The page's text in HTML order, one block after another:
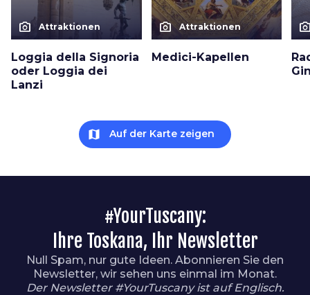
photo_camera Attraktionen
Loggia della Signoria
oder Loggia dei
Lanzi
photo_camera Attraktionen
Medici-Kapellen
map Auf der Karte zeigen
#YourTuscany:
Ihre Toskana, Ihr Newsletter
Null Spam, nur gute Ideen. Abonnieren Sie den
Newsletter, wir sehen uns einmal im Monat.
Der Newsletter #YourTuscany ist auf Englisch.